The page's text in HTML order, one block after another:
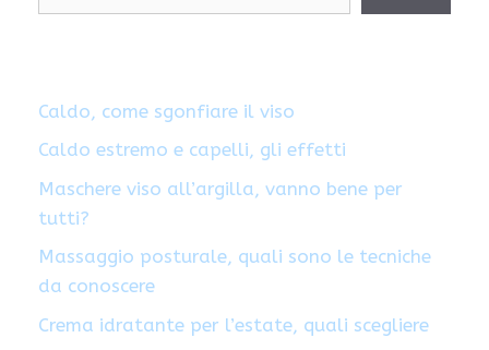
Caldo, come sgonfiare il viso
Caldo estremo e capelli, gli effetti
Maschere viso all’argilla, vanno bene per
tutti?
Massaggio posturale, quali sono le tecniche
da conoscere
Crema idratante per l’estate, quali scegliere